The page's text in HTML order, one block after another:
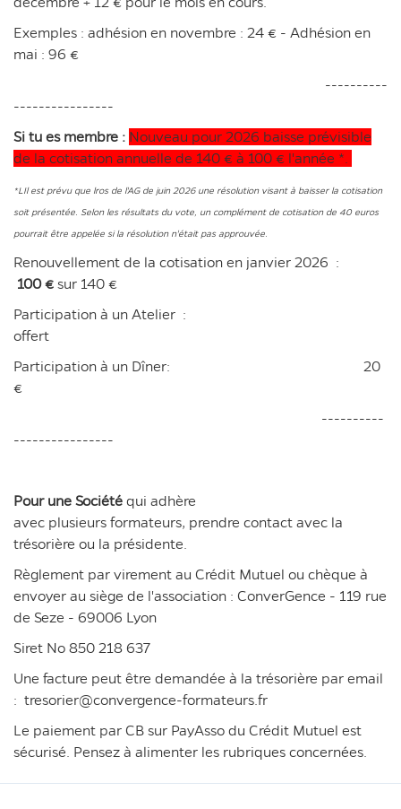
Exemples : adhésion en novembre : 24 € - Adhésion en
mai : 96 €
----------
----------------
Si tu es membre : Nouveau pour 2026 baisse prévisible
de la cotisation annuelle de 140 € à 100 € l'année *.
*LIl est prévu que lros de l'AG de juin 2026 une résolution visant à baisser la cotisation
soit présentée. Selon les résultats du vote, un complément de cotisation de 40 euros
pourrait être appelée si la résolution n'était pas approuvée.
Renouvellement de la cotisation en janvier 2026 :
100 € sur 140 €
Participation à un Atelier :
offert
Participation à un Dîner: 20
€
----------
----------------
Pour une Société qui adhère
avec plusieurs formateurs, prendre contact avec la
trésorière ou la présidente.
Règlement par virement au Crédit Mutuel ou chèque à
envoyer au siège de l'association : ConverGence - 119 rue
de Seze - 69006 Lyon
Siret No 850 218 637
Une facture peut être demandée à la trésorière par email
: tresorier@convergence-formateurs.fr
Le paiement par CB sur PayAsso du Crédit Mutuel est
sécurisé. Pensez à alimenter les rubriques concernées.